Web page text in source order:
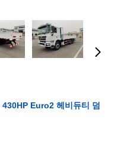
Euro2 헤비듀티 덤